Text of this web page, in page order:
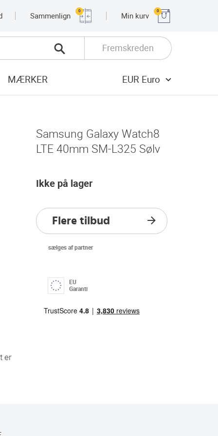
Sammenlign
0
Min kurv
0
Fremskreden
MÆRKER EUR Euro
er
Samsung Galaxy Watch8
LTE 40mm SM-L325 Sølv
Ikke på lager
Flere tilbud
sælges af partner
EU
Garanti